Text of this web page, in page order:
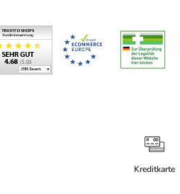
Kreditkarte